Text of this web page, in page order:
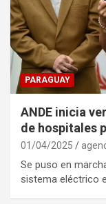
PARAGUAY
ANDE inicia
de hospitales
01/04/2025
Se puso en
sistema eléctrico